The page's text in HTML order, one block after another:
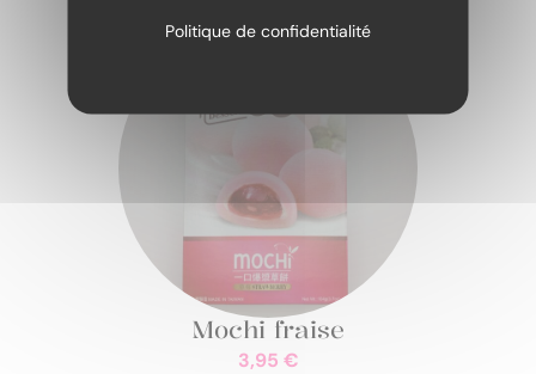
Mochi fraise
3,95 €
Politique de confidentialité